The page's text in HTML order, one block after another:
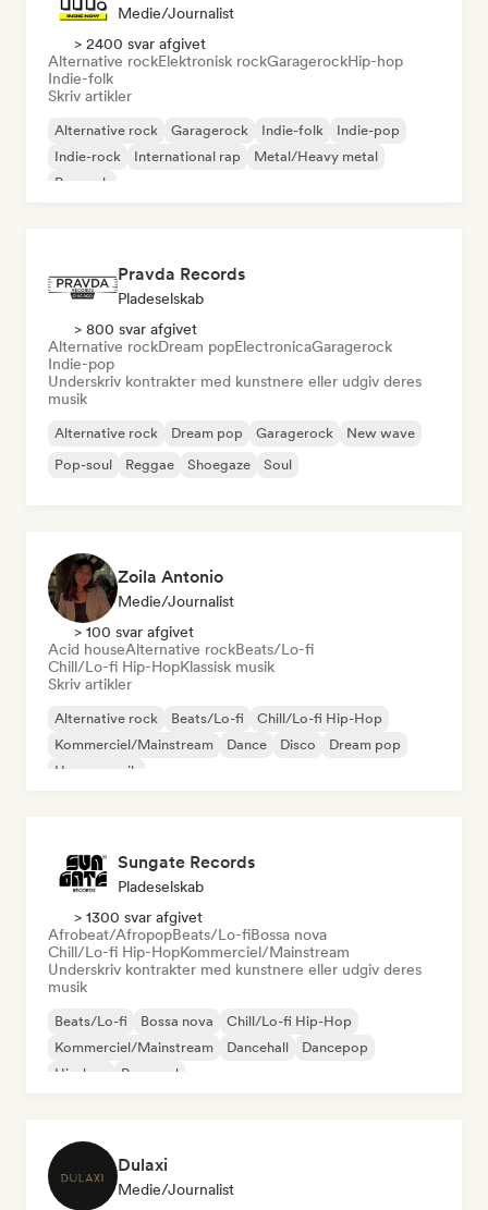
Medie/journalist
> 2400 svar afgivet
Alternative rockElektronisk rockGaragerockHip-hop
Indie-folk
Skriv artikler
Alternative rock Garagerock Indie-folk
Indie-pop
Indie-rock
International rap
Metal/Heavy metal
Poprock
Pravda Records
Pladeselskab
> 800 svar afgivet
Alternative rockDream popElectronicaGaragerock
Indie-pop
Underskriv kontrakter med kunstnere eller udgiv deres
musik
Alternative rock Dream pop Garagerock
New wave
Pop-soul
Reggae Shoegaze Soul
Zoila Antonio
Medie/journalist
> 100 svar afgivet
Acid houseAlternative rockBeats/Lo-fi
Chill/Lo-fi Hip-HopKlassisk musik
Skriv artikler
Alternative rock Beats/Lo-fi
Chill/Lo-fi Hip-Hop
Kommerciel/Mainstream
Dance Disco
Dream pop
House-musik
Sungate Records
Pladeselskab
> 1300 svar afgivet
Afrobeat/AfropopBeats/Lo-fiBossa nova
Chill/Lo-fi Hip-HopKommerciel/Mainstream
Underskriv kontrakter med kunstnere eller udgiv deres
musik
Beats/Lo-fi Bossa nova
Chill/Lo-fi Hip-Hop
Kommerciel/Mainstream
Dancehall
Dancepop
Hip-hop
Pop-soul
Dulaxi
Medie/journalist